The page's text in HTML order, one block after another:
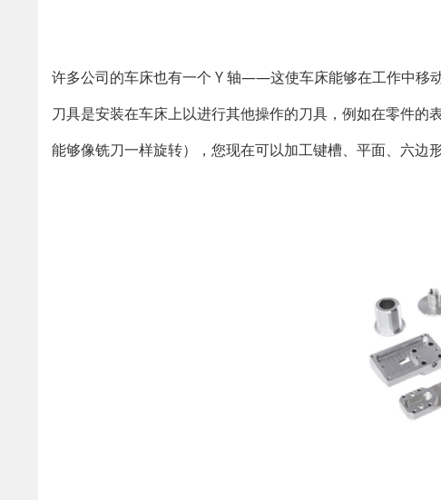
许多公司的车床也有一个 Y 轴——这使车床能够在工作中移
刀具是安装在车床上以进行其他操作的刀具，例如在零件的
能够像铣刀一样旋转），您现在可以加工键槽、平面、六边